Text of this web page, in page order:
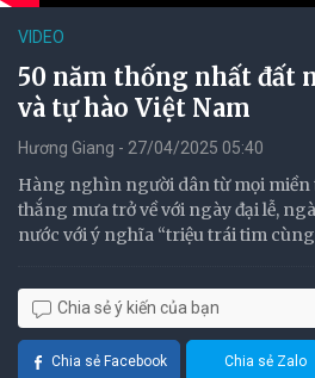
VIDEO
50 năm thống nhất đất
và tự hào Việt Nam
Hương Giang - 27/04/2025 05:40
Hàng nghìn người dân từ mọi miền
thắng mưa trở về với ngày đại lễ,
nước với ý nghĩa “triệu trái tim
Chia sẻ ý kiến của bạn
Chia sẻ Facebook Chia sẻ Zalo